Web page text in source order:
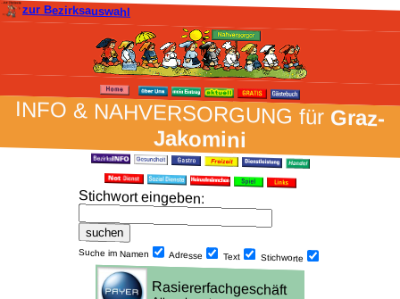
zur Bezirksauswahl
INFO & NAH­VER­SORG­UNG fürGraz-
Jakomini
Stich­wort ein­geben:
Suche im Namen Adresse Text Stich­worte